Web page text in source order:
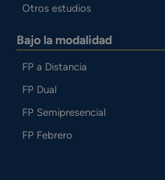
Otros estudios
Bajo la modalidad
FP a Distancia
FP Dual
FP Semipresencial
FP Febrero